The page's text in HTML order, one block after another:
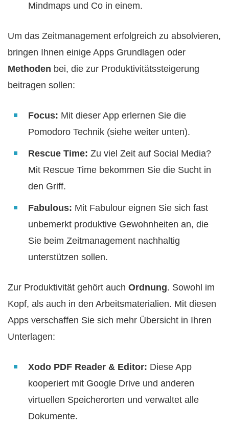
Mindmaps und Co in einem.
Um das Zeitmanagement erfolgreich zu absolvieren,
bringen Ihnen einige Apps Grundlagen oder
Methoden bei, die zur Produktivitätssteigerung
beitragen sollen:
Focus: Mit dieser App erlernen Sie die
Pomodoro Technik (siehe weiter unten).
Rescue Time: Zu viel Zeit auf Social Media?
Mit Rescue Time bekommen Sie die Sucht in
den Griff.
Fabulous: Mit Fabulour eignen Sie sich fast
unbemerkt produktive Gewohnheiten an, die
Sie beim Zeitmanagement nachhaltig
unterstützen sollen.
Zur Produktivität gehört auch Ordnung. Sowohl im
Kopf, als auch in den Arbeitsmaterialien. Mit diesen
Apps verschaffen Sie sich mehr Übersicht in Ihren
Unterlagen:
Xodo PDF Reader & Editor: Diese App
kooperiert mit Google Drive und anderen
virtuellen Speicherorten und verwaltet alle
Dokumente.